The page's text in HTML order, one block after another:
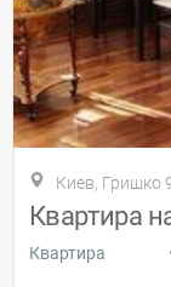
Киев, Гришко
Квартира
Квартира